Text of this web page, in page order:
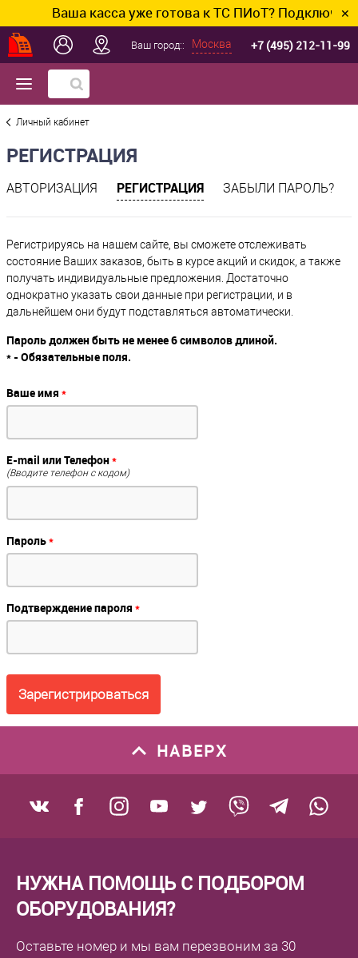
Ваша касса уже готова к ТС ПИоТ? Подключим✕
Ваш город:: Москва +7 (495) 212-11-99
Личный кабинет
РЕГИСТРАЦИЯ
АВТОРИЗАЦИЯ РЕГИСТРАЦИЯ ЗАБЫЛИ ПАРОЛЬ?
Регистрируясь на нашем сайте, вы сможете отслеживать
состояние Ваших заказов, быть в курсе акций и скидок, а также
получать индивидуальные предложения. Достаточно
однократно указать свои данные при регистрации, и в
дальнейшем они будут подставляться автоматически.
Пароль должен быть не менее 6 символов длиной.
* - Обязательные поля.
Ваше имя *
E-mail или Телефон*
(Вводите телефон с кодом)
Пароль*
Подтверждение пароля *
НАВЕРХ
НУЖНА ПОМОЩЬ С ПОДБОРОМ
ОБОРУДОВАНИЯ?
Оставьте номер и мы вам перезвоним за 30